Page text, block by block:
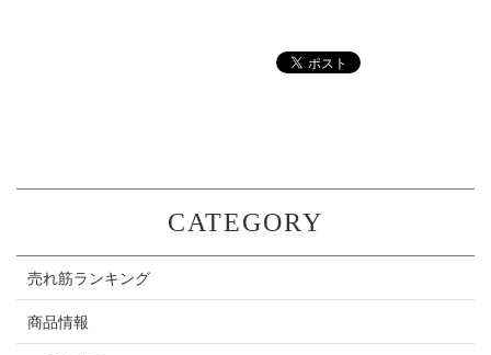
CATEGORY
売れ筋ランキング
商品情報